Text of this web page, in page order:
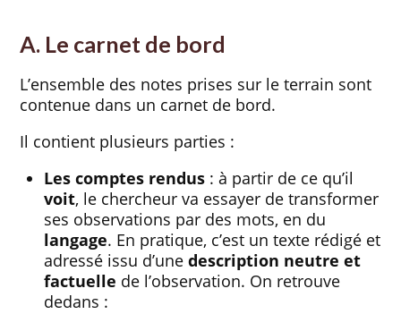
A. Le carnet de bord
L’ensemble des notes prises sur le terrain sont
contenue dans un carnet de bord.
Il contient plusieurs parties :
Les comptes rendus : à partir de ce qu’il
voit, le chercheur va essayer de transformer
ses observations par des mots, en du
langage. En pratique, c’est un texte rédigé et
adressé issu d’unedescription neutre et
factuelle de l’observation. On retrouve
dedans :